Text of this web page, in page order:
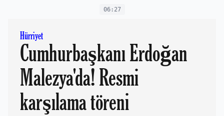
06:27
Hürriyet
Cumhurbaşkanı Erdoğan
Malezya'da! Resmi
karşılama töreni